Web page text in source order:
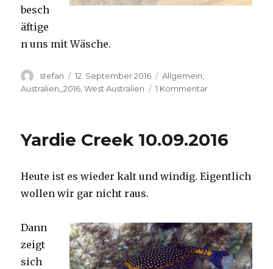
besch
äftige
n uns mit Wäsche.
Autor
stefan
Veröffentlicht
am
12. September 2016 Kategorien
Allgemein
Australien_2016 ,West Australien 1 Kommentarzu
Yardie Creek 10.09.2016
Heute ist es wieder kalt und windig. Eigentlich
wollen wir gar nicht raus.
Dann
zeigt
sich